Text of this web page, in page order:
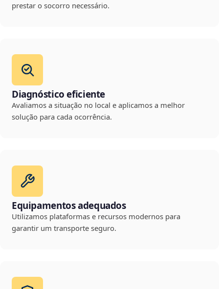
prestar o socorro necessário.
Diagnóstico eficiente
Avaliamos a situação no local e aplicamos a melhor
solução para cada ocorrência.
Equipamentos adequados
Utilizamos plataformas e recursos modernos para
garantir um transporte seguro.